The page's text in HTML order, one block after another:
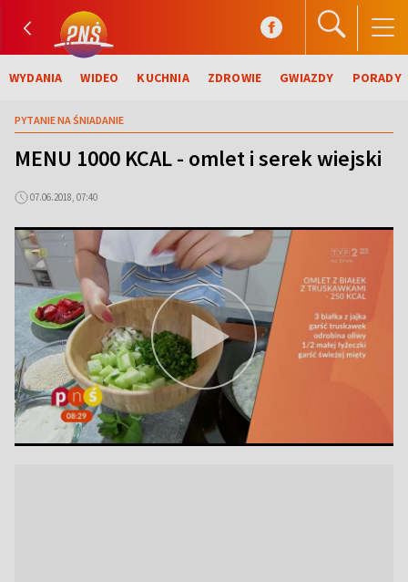
WYDANIA WIDEO KUCHNIA ZDROWIE GWIAZDY PORADY
PYTANIE NA ŚNIADANIE
MENU 1000 KCAL - omlet i serek wiejski
07.06.2018, 07:40